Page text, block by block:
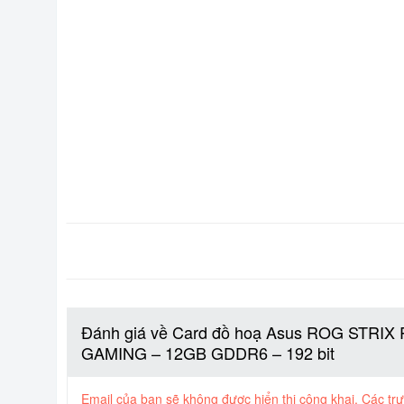
Đánh giá về Card đồ hoạ Asus ROG STRIX
GAMING – 12GB GDDR6 – 192 bit
Email của bạn sẽ không được hiển thị công khai. Các